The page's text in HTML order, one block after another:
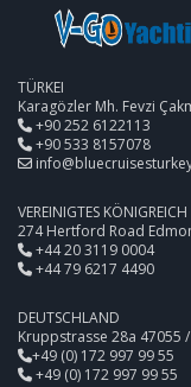
TÜRKEI
Karagözler Mh. Fevzi
+90 252 6122113
+90 533 8157078
VEREINIGTES KÖNIGREICH
274 Hertford Road
+44 20 3119 0004
+44 79 6217 4490
DEUTSCHLAND
Kruppstrasse 28a 47055
+49 (0) 172 997 99 55
+49 (0) 172 997 99 55